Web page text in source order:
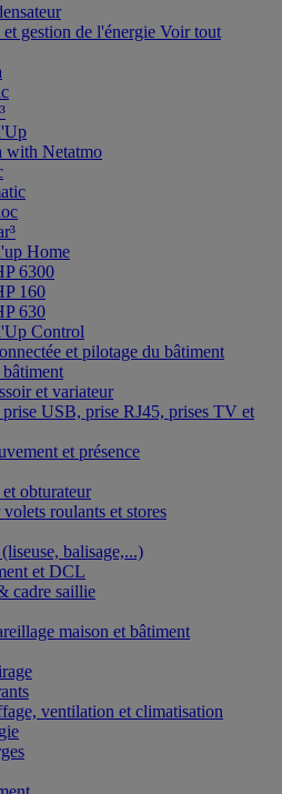
gestion de l'énergie Voir tout
with Netatmo
Home
6300
160
630
Control
et pilotage du bâtiment
et variateur
prise USB, prise RJ45, prises TV et
et présence
obturateur
roulants et stores
balisage,...)
et DCL
cadre saillie
maison et bâtiment
ventilation et climatisation